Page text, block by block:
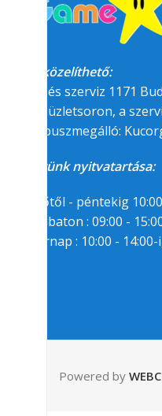
Segítségre van
06/30/94-22-55-8
Messenger
Megközelíthető:
üzlet és szerviz 1171
felőli üzletsoron, a
BKK buszmegálló:
Üzletünk nyitvatartása:
Hétfőtől - péntekig
Szombaton : 09:00 -
Vasárnap : 10:00 -
Powered by